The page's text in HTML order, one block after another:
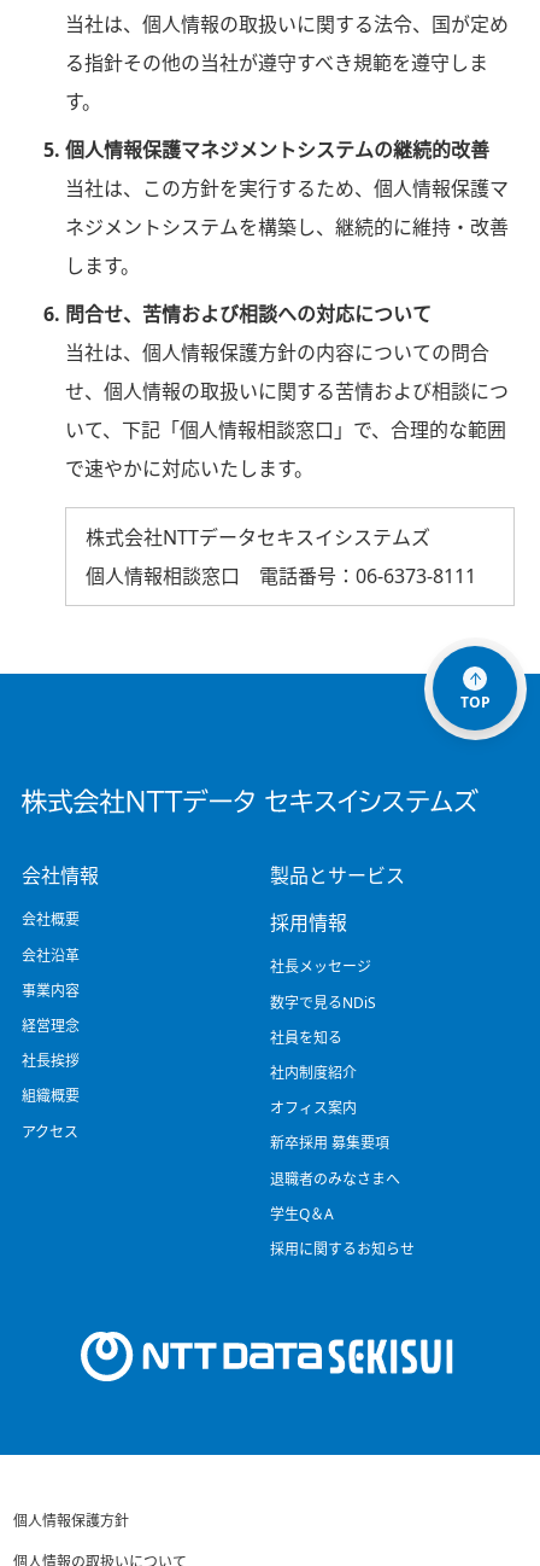
当社は、個人情報の取扱いに関する法令、国が定め
る指針その他の当社が遵守すべき規範を遵守しま
す。
個人情報保護マネジメントシステムの継続的改善
当社は、この方針を実行するため、個人情報保護マ
ネジメントシステムを構築し、継続的に維持・改善
します。
問合せ、苦情および相談への対応について
当社は、個人情報保護方針の内容についての問合
せ、個人情報の取扱いに関する苦情および相談につ
いて、下記「個人情報相談窓口」で、合理的な範囲
で速やかに対応いたします。
株式会社NTTデータセキスイシステムズ
個人情報相談窓口 電話番号：06-6373-8111
TOP
会社情報
会社概要
会社沿革
事業内容
経営理念
社長挨拶
組織概要
アクセス
製品とサービス
採用情報
社長メッセージ
数字で見るNDiS
社員を知る
社内制度紹介
オフィス案内
新卒採用 募集要項
退職者のみなさまへ
学生Q＆A
採用に関するお知らせ
個人情報保護方針
個人情報の取扱いについて